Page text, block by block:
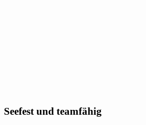
Seefest und teamfähig